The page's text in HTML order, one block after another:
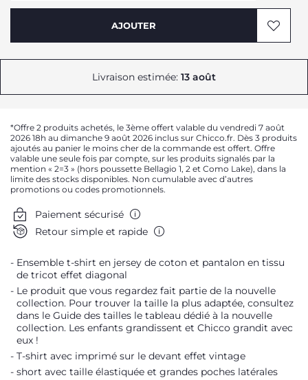
Me prévenir
Me prévenir
Me prévenir
Me prévenir
AJOUTER
Livraison estimée: 13 août
*Offre 2 produits achetés, le 3ème offert valable du vendredi 7 août
2026 18h au dimanche 9 août 2026 inclus sur Chicco.fr. Dès 3 produits
ajoutés au panier le moins cher de la commande est offert. Offre
valable une seule fois par compte, sur les produits signalés par la
mention « 2=3 » (hors poussette Bellagio 1, 2 et Como Lake), dans la
limite des stocks disponibles. Non cumulable avec d’autres
promotions ou codes promotionnels.
Paiement sécurisé
Retour simple et rapide
Ensemble t-shirt en jersey de coton et pantalon en tissu
de tricot effet diagonal
Le produit que vous regardez fait partie de la nouvelle
collection. Pour trouver la taille la plus adaptée, consultez
dans le Guide des tailles le tableau dédié à la nouvelle
collection. Les enfants grandissent et Chicco grandit avec
eux !
T-shirt avec imprimé sur le devant effet vintage
short avec taille élastiquée et grandes poches latérales